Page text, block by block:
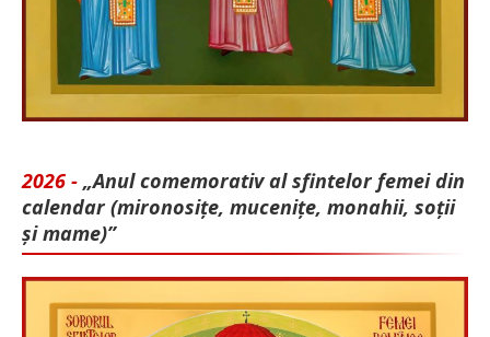
2026 - „Anul comemorativ al sfintelor femei din
calendar (mironosițe, mu­cenițe, monahii, soții
și mame)”